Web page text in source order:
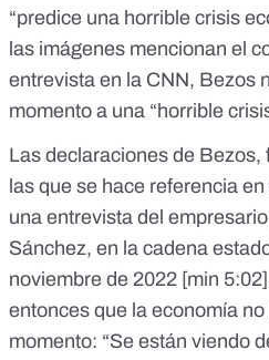
“predice una horrible crisis
las imágenes mencionan el
entrevista en la CNN, Bezos
momento a una “horrible
Las declaraciones de Bezos,
las que se hace referencia
una entrevista del
Sánchez, en la cadena
noviembre de 2022 [min 5:02]
entonces que la economía
momento: “Se están viendo